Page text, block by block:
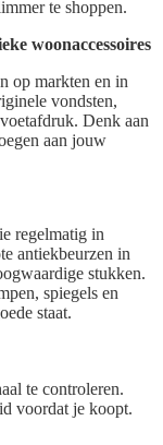
te shoppen.
woonaccessoires
op markten en in
vondsten,
Denk aan
aan jouw
regelmatig in
antiekbeurzen in
stukken.
spiegels en
staat.
te controleren.
voordat je koopt.